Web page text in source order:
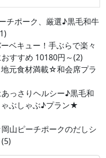
チポーク、厳選♪黒毛和牛
ベキュー！手ぶらで楽々
すすめ 10180円～(2)
元食材満載☆和会席プラ
っさりヘルシー♪黒毛和
ぶしゃぶ♪プラン★
山ピーチポークのだしシ